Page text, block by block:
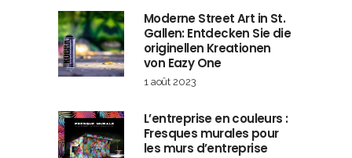
Moderne Street Art in St.
Gallen: Entdecken Sie die
originellen Kreationen
von Eazy One
1 août 2023
L’entreprise en couleurs :
Fresques murales pour
les murs d’entreprise